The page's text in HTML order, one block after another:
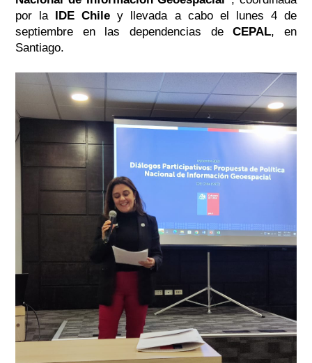
por la
IDE Chile y llevada a cabo el lunes 4 de
septiembre en las dependencias deCEPAL, en
Santiago.